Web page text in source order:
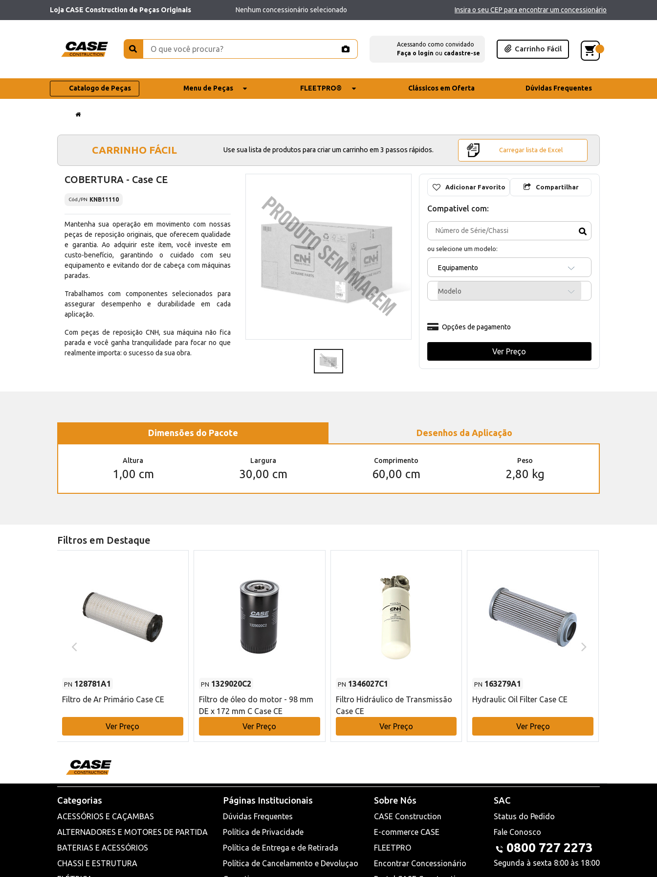
Loja CASE Construction de Peças Originais Nenhum concessionário selecionado Insira o seu CEP para encontrar um concessionário
Acessando como convidado
Faça o login ou cadastre-se
Carrinho Fácil
Catalogo de Peças Menu de Peças FLEETPRO® Clássicos em Oferta Dúvidas Frequentes
CARRINHO FÁCIL Use sua lista de produtos para criar um carrinho em 3 passos rápidos. Carregar lista de Excel
COBERTURA - Case CE
Cód./PN KNB11110
Mantenha sua operação em movimento com nossas
peças de reposição originais, que oferecem qualidade
e garantia. Ao adquirir este item, você investe em
custo-benefício, garantindo o cuidado com seu
equipamento e evitando dor de cabeça com máquinas
paradas.
Trabalhamos com componentes selecionados para
assegurar desempenho e durabilidade em cada
aplicação.
Com peças de reposição CNH, sua máquina não fica
parada e você ganha tranquilidade para focar no que
realmente importa: o sucesso da sua obra.
Adicionar Favorito Compartilhar
Compativel com:
ou selecione um modelo:
Equipamento
Modelo
Opções de pagamento
Ver Preço
Dimensões do Pacote Desenhos da Aplicação
Altura
1,00 cm
Largura
30,00 cm
Comprimento
60,00 cm
Peso
2,80 kg
Filtros em Destaque
PN 128781A1
Filtro de Ar Primário Case CE
Ver Preço
PN 1329020C2
Filtro de óleo do motor - 98 mm
DE x 172 mm C Case CE
Ver Preço
PN 1346027C1
Filtro Hidráulico de Transmissão
Case CE
Ver Preço
PN 163279A1
Hydraulic Oil Filter Case CE
Ver Preço
Categorias
ACESSÓRIOS E CAÇAMBAS
ALTERNADORES E MOTORES DE PARTIDA
BATERIAS E ACESSÓRIOS
CHASSI E ESTRUTURA
Páginas Institucionais
Dúvidas Frequentes
Política de Privacidade
Política de Entrega e de Retirada
Política de Cancelamento e Devoluçao
Sobre Nós
CASE Construction
E-commerce CASE
FLEETPRO
Encontrar Concessionário
SAC
Status do Pedido
Fale Conosco
0800 727 2273
Segunda à sexta 8:00 às 18:00